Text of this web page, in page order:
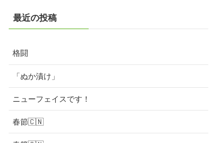
最近の投稿
格闘
「ぬか漬け」
ニューフェイスです！
春節🇨🇳